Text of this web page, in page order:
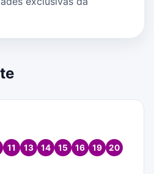
11 13 14 15 16 19
20